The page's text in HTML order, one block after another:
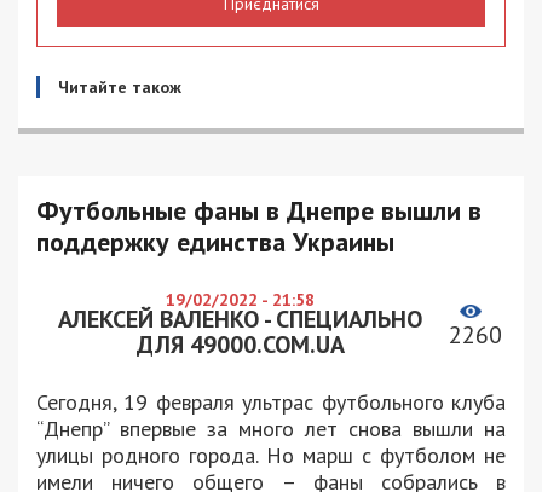
Читайте також
Футбольные фаны в Днепре вышли в
поддержку единства Украины
19/02/2022 - 21:58
АЛЕКСЕЙ ВАЛЕНКО - СПЕЦИАЛЬНО
ДЛЯ 49000.COM.UA
2260
Сегодня, 19 февраля ультрас футбольного клуба
“Днепр” впервые за много лет снова вышли на
улицы родного города. Но марш с футболом не
имели ничего общего – фаны собрались в